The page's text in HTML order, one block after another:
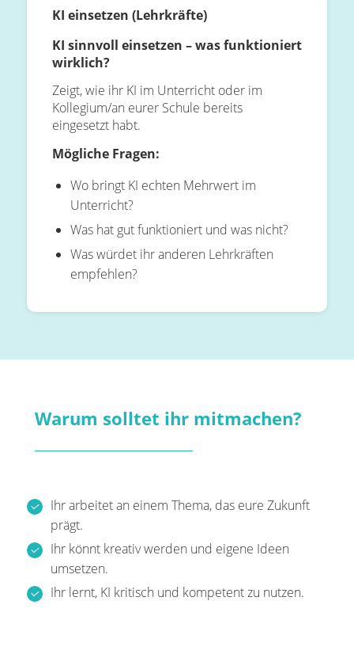
KI einsetzen (Lehrkräfte)
KI sinnvoll einsetzen – was funktioniert
wirklich?
Zeigt, wie ihr KI im Unterricht oder im
Kollegium/an eurer Schule bereits
eingesetzt habt.
Mögliche Fragen:
Wo bringt KI echten Mehrwert im
Unterricht?
Was hat gut funktioniert und was nicht?
Was würdet ihr anderen Lehrkräften
empfehlen?
Warum solltet ihr mitmachen?
Ihr arbeitet an einem Thema, das eure Zukunft
prägt.
Ihr könnt kreativ werden und eigene Ideen
umsetzen.
Ihr lernt, KI kritisch und kompetent zu nutzen.